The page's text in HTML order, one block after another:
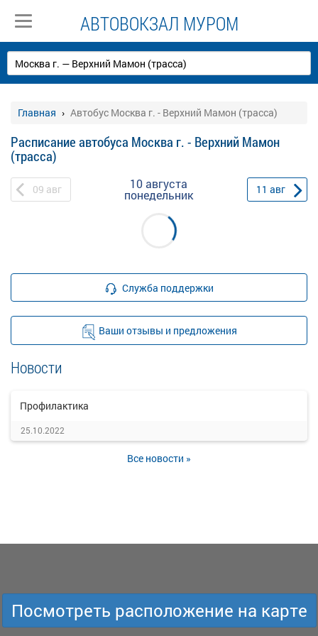
АВТОВОКЗАЛ МУРОМ
Главная Автобус Москва г. - Верхний Мамон (трасса)
Расписание автобуса Москва г. - Верхний Мамон
(трасса)
09 авг 10 августа
понедельник 11 авг
Служба поддержки
Ваши отзывы и предложения
Новости
Профилактика
25.10.2022
Все новости »
Посмотреть расположение на карте